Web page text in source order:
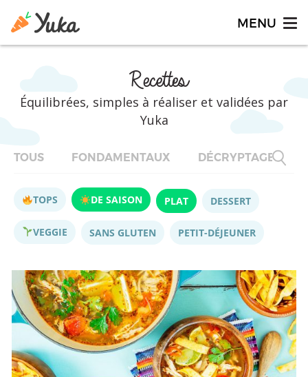
Recettes
Équilibrées, simples à réaliser et validées par
Yuka
TOUS FONDAMENTAUX DÉCRYPTAGES
TOPS DE SAISON PLAT DESSERT
VEGGIE SANS GLUTEN PETIT-DÉJEUNER